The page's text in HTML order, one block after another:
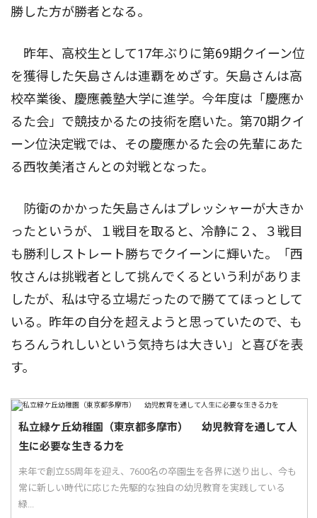
勝した方が勝者となる。
昨年、高校生として17年ぶりに第69期クイーン位
を獲得した矢島さんは連覇をめざす。矢島さんは高
校卒業後、慶應義塾大学に進学。今年度は「慶應か
るた会」で競技かるたの技術を磨いた。第70期クイ
ーン位決定戦では、その慶應かるた会の先輩にあた
る西牧美渚さんとの対戦となった。
防衛のかかった矢島さんはプレッシャーが大きか
ったというが、１戦目を取ると、冷静に２、３戦目
も勝利しストレート勝ちでクイーンに輝いた。「西
牧さんは挑戦者として挑んでくるという利がありま
したが、私は守る立場だったので勝ててほっとして
いる。昨年の自分を超えようと思っていたので、も
ちろんうれしいという気持ちは大きい」と喜びを表
す。
私立緑ケ丘幼稚園（東京都多摩市） 幼児教育を通して人
生に必要な生きる力を
来年で創立55周年を迎え、7600名の卒園生を各界に送り出し、今も
常に新しい時代に応じた先駆的な独自の幼児教育を実践している
緑...